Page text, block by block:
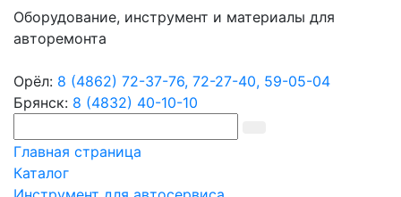
Оборудование, инструмент и материалы для
авторемонта
Орёл: 8 (4862) 72-37-76, 72-27-40, 59-05-04
Брянск: 8 (4832) 40-10-10
Главная страница
Каталог